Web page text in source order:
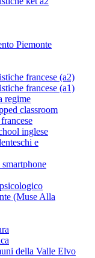
Piemonte
francese (a2)
francese (a1)
regime
classroom
inglese
e
(Muse Alla
della Valle Elvo